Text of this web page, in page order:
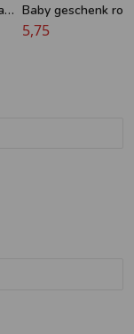
Baby geschenk
spaarpot
5,75